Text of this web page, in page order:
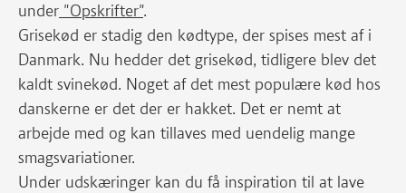
under "Opskrifter".
Grisekød er stadig den kødtype, der spises mest af i
Danmark. Nu hedder det grisekød, tidligere blev det
kaldt svinekød. Noget af det mest populære kød hos
danskerne er det der er hakket. Det er nemt at
arbejde med og kan tillaves med uendelig mange
smagsvariationer.
Under udskæringer kan du få inspiration til at lave